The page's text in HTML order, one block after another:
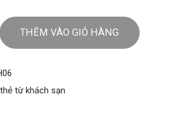
THÊM VÀO GIỎ HÀNG
từ khách sạn